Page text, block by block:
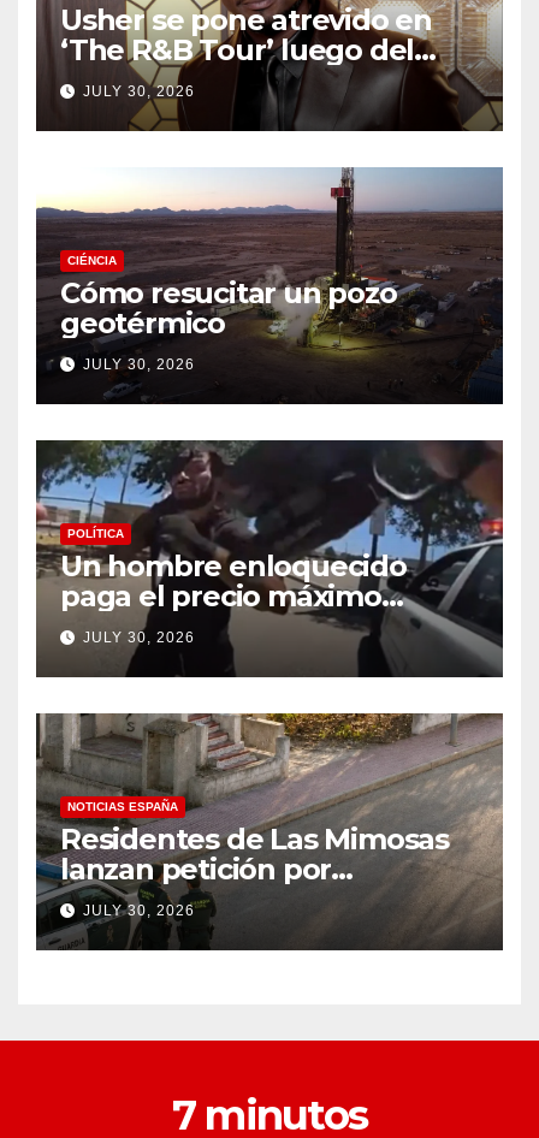
Usher se pone atrevido en
‘The R&B Tour’ luego del
drama de un fan
JULY 30, 2026
CIÉNCIA
Cómo resucitar un pozo
geotérmico
JULY 30, 2026
POLÍTICA
Un hombre enloquecido
paga el precio máximo
después de llevar un cuchillo
a un tiroteo con agentes del
condado de Los Ángeles
(VIDEO) * The Gateway
Pundit * por Cullen
Linebarger
JULY 30, 2026
NOTICIAS ESPAÑA
Residentes de Las Mimosas
lanzan petición por
disminución ‘inaceptable’ de
servicios básicos – The
Leader
JULY 30, 2026
7 minutos